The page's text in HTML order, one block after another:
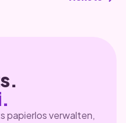
papierlos verwalten,